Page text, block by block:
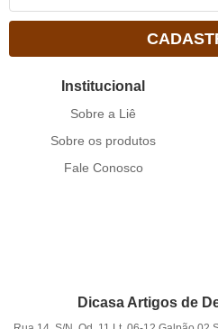
Institucional
Sobre a Liê
Sobre os produtos
Fale Conosco
Dicasa Artigos de